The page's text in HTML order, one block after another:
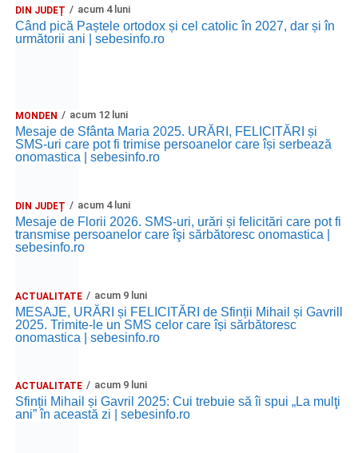
Copiii în armonia orașului
Ora 10.00– Școala din Răhău: activități recreative pentru
recreative pentru copii.
Ora 17.00– Grădina Muzeului Municipal „Ioan Raica”
Ora 18.30– Aula Primăriei Municipiului Sebeș:
festivitatea de premiere a șefilor de promoție și a elevilor
care au obținut rezultate remarcabile la examenele de
Ora 19.00– Parcul Tineretului:
Spuma Party.
Alexandra Pamfilie și Școala de muzică „DoReMi”;
Ancuța Stănuș și grupul de folclor;
DIN JUDEȚ acum 4 luni
Când pică Paștele ortodox și cel catolic în 2027, dar și în
următorii ani | sebesinfo.ro
MONDEN acum 12 luni
Mesaje de Sfânta Maria 2025. URĂRI, FELICITĂRI și
SMS-uri care pot fi trimise persoanelor care își serbează
onomastica | sebesinfo.ro
DIN JUDEȚ acum 4 luni
Mesaje de Florii 2026. SMS-uri, urări și felicitări care pot fi
transmise persoanelor care îşi sărbătoresc onomastica |
sebesinfo.ro
ACTUALITATE acum 9 luni
MESAJE, URĂRI și FELICITĂRI de Sfinții Mihail și Gavrill
2025. Trimite-le un SMS celor care își sărbătoresc
onomastica | sebesinfo.ro
ACTUALITATE acum 9 luni
Sfinții Mihail și Gavril 2025: Cui trebuie să îi spui „La mulţi
ani” în această zi | sebesinfo.ro